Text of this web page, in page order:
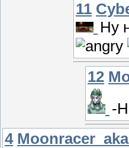
11
Ну
12
-
4